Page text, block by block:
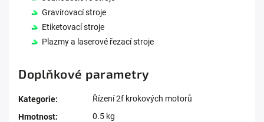
Gravírovací stroje
Etiketovací stroje
Plazmy a laserové řezací stroje
Doplňkové parametry
Kategorie:
Řízení 2f krokových motorů
Hmotnost:
0.5 kg